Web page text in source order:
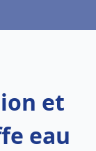
et
eau